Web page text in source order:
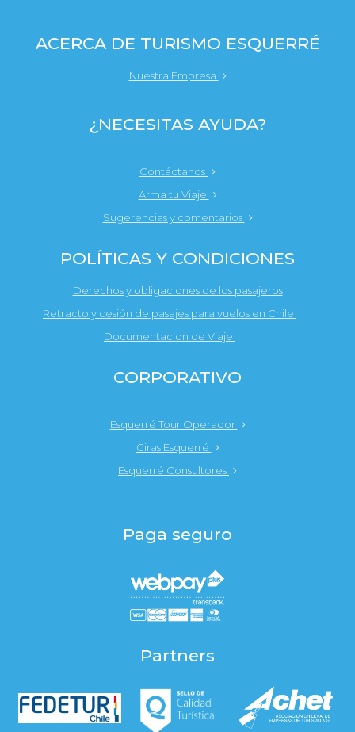
ACERCA DE TURISMO ESQUERRÉ
Nuestra Empresa
¿NECESITAS AYUDA?
Contáctanos
Arma tu Viaje
Sugerencias y comentarios
POLÍTICAS Y CONDICIONES
Derechos y obligaciones de los pasajeros
Retracto y cesión de pasajes para vuelos en Chile
Documentacion de Viaje
CORPORATIVO
Esquerré Tour Operador
Giras Esquerré
Esquerré Consultores
Paga seguro
Partners